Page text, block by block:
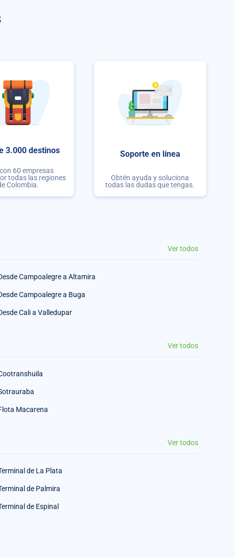
3.000 destinos
60 empresas
todas las regiones
Colombia.
Soporte en línea
Obtén ayuda y soluciona
todas las dudas que tengas.
Ver todos
Campoalegre a Altamira
Campoalegre a Buga
Cali a Valledupar
Ver todos
Macarena
Ver todos
de La Plata
de Palmira
de Espinal